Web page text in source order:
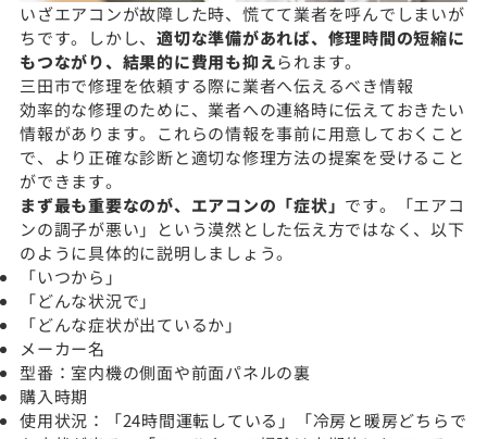
いざエアコンが故障した時、慌てて業者を呼んでしまいが
ちです。しかし、 適切な準備があれば、修理時間の短縮に
もつながり、結果的に費用も抑えられます。
三田市で修理を依頼する際に業者へ伝えるべき情報
効率的な修理のために、業者への連絡時に伝えておきたい
情報があります。これらの情報を事前に用意しておくこと
で、より正確な診断と適切な修理方法の提案を受けること
ができます。
まず最も重要なのが、エアコンの「症状」 です。「エアコ
ンの調子が悪い」という漠然とした伝え方ではなく、以下
のように具体的に説明しましょう。
「いつから」
「どんな状況で」
「どんな症状が出ているか」
メーカー名
型番：室内機の側面や前面パネルの裏
購入時期
使用状況：「24時間運転している」「冷房と暖房どちらで